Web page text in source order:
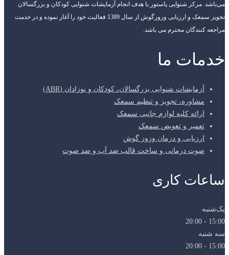
می‌باشد. مرکز شنوایی پاستور با هدف انجام آزمایشات شنوایی کودکان و بزرگسالان
تجویز سمعک و ارزیابی وزوزگوش از سال 1389 فعالیت خود را آغاز نموده و در خدمت
مراجعه کنندگان محترم می باشد.
خدمات ما
آزمایشات شنوایی بزرگسالان، کودکان و نوزادان (ABR)
مشاوره، تجویز و تنظیم سمعک
ارائه کلیه لوازم جانبی سمعک
تعمیر و تعویض سمعک
ارزیابی و درمان وزوز گوش
صوت درمانی و ساخت قالب ضد آب و ضد صوت
ساعات کاری
یک‌شنبه
15:00 - 20:00
سه شنبه
15:00 - 20:00